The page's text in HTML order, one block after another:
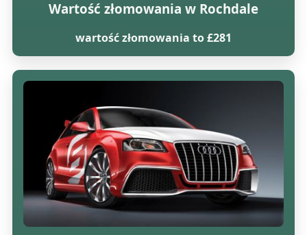
Wartość złomowania w Rochdale
wartość złomowania to £281